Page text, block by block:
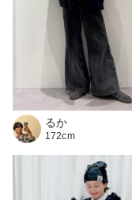
るか
172cm